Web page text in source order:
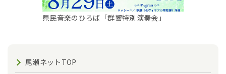
県民音楽のひろば「群響特別演奏会」
尾瀬ネットTOP